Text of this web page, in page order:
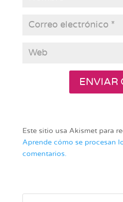
Este sitio usa Akismet para
Aprende cómo se procesan
comentarios.